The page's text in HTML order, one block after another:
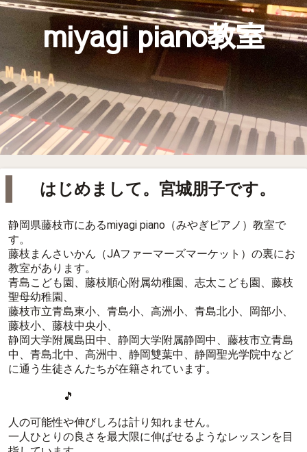
miyagi piano教室
はじめまして。宮城朋子です。
静岡県藤枝市にあるmiyagi piano（みやぎピアノ）教室で
す。
藤枝まんさいかん（JAファーマーズマーケット）の裏にお
教室があります。
青島こども園、藤枝順心附属幼稚園、志太こども園、藤枝
聖母幼稚園、
藤枝市立青島東小、青島小、高洲小、青島北小、岡部小、
藤枝小、藤枝中央小、
静岡大学附属島田中、静岡大学附属静岡中、藤枝市立青島
中、青島北中、高洲中、静岡雙葉中、静岡聖光学院中など
に通う生徒さんたちが在籍されています。
🎵
人の可能性や伸びしろは計り知れません。
一人ひとりの良さを最大限に伸ばせるようなレッスンを目